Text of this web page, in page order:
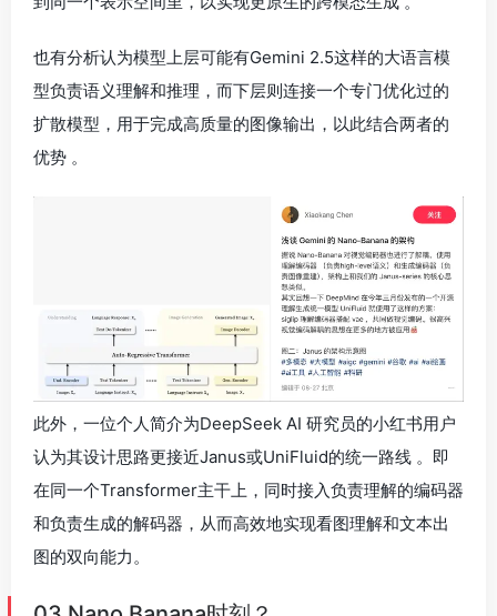
也有分析认为模型上层可能有Gemini 2.5这样的大语言模
型负责语义理解和推理，而下层则连接一个专门优化过的
扩散模型，用于完成高质量的图像输出，以此结合两者的
优势 。
此外，一位个人简介为DeepSeek AI 研究员的小红书用户
认为其设计思路更接近Janus或UniFluid的统一路线 。即
在同一个Transformer主干上，同时接入负责理解的编码器
和负责生成的解码器，从而高效地实现看图理解和文本出
图的双向能力。